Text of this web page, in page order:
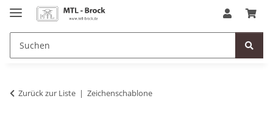
Zurück zur Liste Zeichenschablone